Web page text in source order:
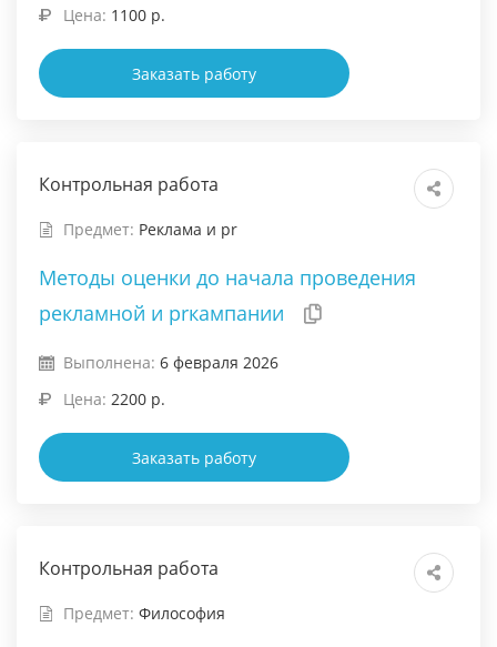
Цена: 1100 р.
Заказать работу
Контрольная работа
Предмет: Реклама и pr
Методы оценки до начала проведения
рекламной и prкампании
Выполнена: 6 февраля 2026
Цена: 2200 р.
Заказать работу
Контрольная работа
Предмет: Философия